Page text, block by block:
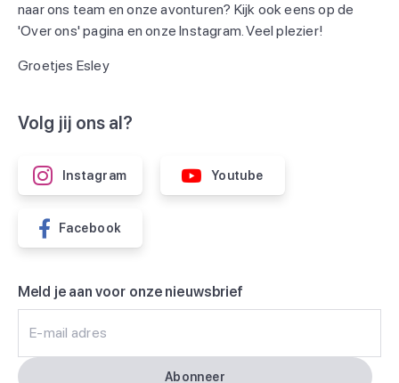
naar ons team en onze avonturen? Kijk ook eens op de
'Over ons' pagina en onze Instagram. Veel plezier!
Groetjes Esley
Volg jij ons al?
Instagram Youtube
Facebook
Meld je aan voor onze nieuwsbrief
E-mail adres
Abonneer